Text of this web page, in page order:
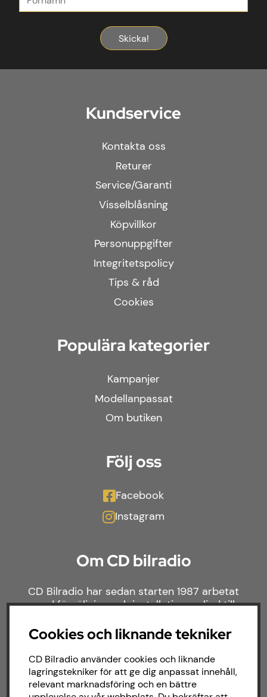
Skicka!
Kundservice
Kontakta oss
Returer
Service/Garanti
Visselblåsning
Köpvillkor
Personuppgifter
Integritetspolicy
Tips & råd
Cookies
Populära kategorier
Kampanjer
Modellanpassat
Om butiken
Följ oss
Facebook
Instagram
Om CD bilradio
CD Bilradio har sedan starten 1987 arbetat
med försäljning och installation av ljud till
brett sortiment av billjud till alla typer av
bilmärken och behov.
Cookies och liknande tekniker
CD Bilradio använder cookies och liknande
lagringstekniker för att ge dig anpassat innehåll,
relevant marknadsföring och en bättre